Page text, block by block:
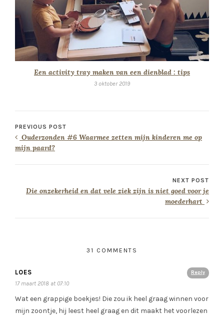
Een activity tray maken van een dienblad : tips
3 oktober 2019
PREVIOUS POST
Ouderzonden #6 Waarmee zetten mijn kinderen me op
mijn paard?
NEXT POST
Die onzekerheid en dat vele ziek zijn is niet goed voor je
moederhart
31 COMMENTS
Reply
LOES
17 maart 2018 at 07:10
Wat een grappige boekjes! Die zou ik heel graag winnen voor
mijn zoontje, hij leest heel graag en dit maakt het voorlezen